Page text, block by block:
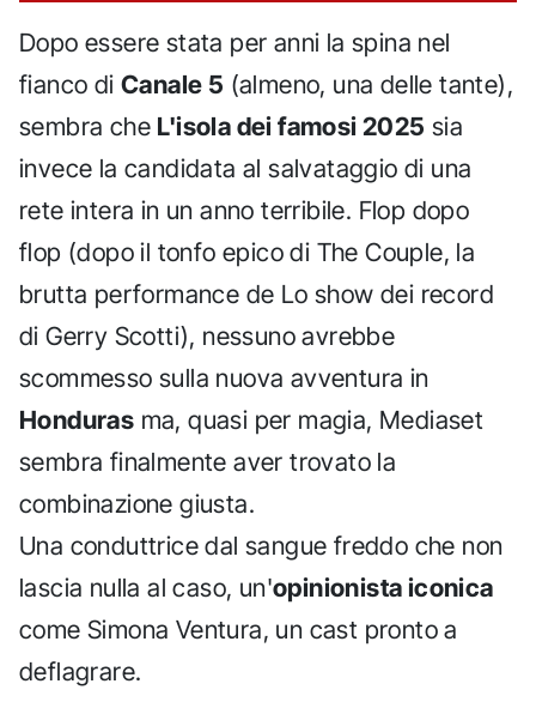
Dopo essere stata per anni la spina nel
fianco diCanale 5 (almeno, una delle tante),
sembra che L'isola dei famosi 2025 sia
invece la candidata al salvataggio di una
rete intera in un anno terribile. Flop dopo
flop (dopo il tonfo epico di The Couple, la
brutta performance de Lo show dei record
di Gerry Scotti), nessuno avrebbe
scommesso sulla nuova avventura in
Honduras ma, quasi per magia, Mediaset
sembra finalmente aver trovato la
combinazione giusta.
Una conduttrice dal sangue freddo che non
lascia nulla al caso, un'opinionista iconica
come Simona Ventura, un cast pronto a
deflagrare.